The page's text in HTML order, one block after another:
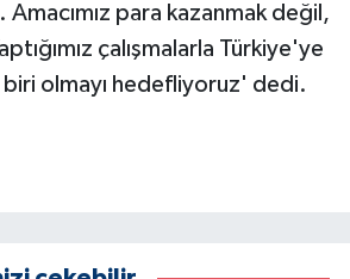
para kazanmak değil,
çalışmalarla Türkiye'ye
olmayı hedefliyoruz' dedi.